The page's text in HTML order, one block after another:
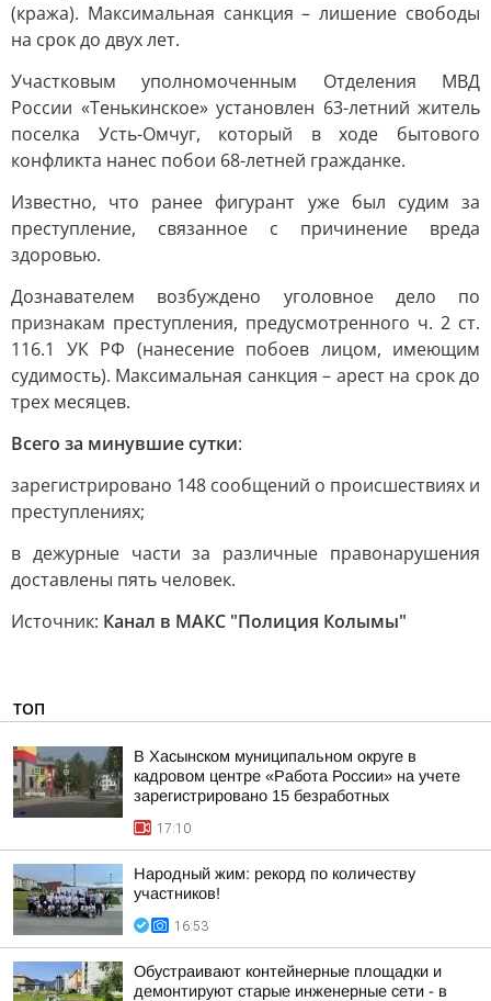
(кража). Максимальная санкция – лишение свободы
на срок до двух лет.
Участковым уполномоченным Отделения МВД
России «Тенькинское» установлен 63-летний житель
поселка Усть-Омчуг, который в ходе бытового
конфликта нанес побои 68-летней гражданке.
Известно, что ранее фигурант уже был судим за
преступление, связанное с причинение вреда
здоровью.
Дознавателем возбуждено уголовное дело по
признакам преступления, предусмотренного ч. 2 ст.
116.1 УК РФ (нанесение побоев лицом, имеющим
судимость). Максимальная санкция – арест на срок до
трех месяцев.
Всего за минувшие сутки:
зарегистрировано 148 сообщений о происшествиях и
преступлениях;
в дежурные части за различные правонарушения
доставлены пять человек.
Источник: Канал в МАКС "Полиция Колымы"
ТОП
В Хасынском муниципальном округе в
кадровом центре «Работа России» на учете
зарегистрировано 15 безработных
17:10
Народный жим: рекорд по количеству
участников!
16:53
Обустраивают контейнерные площадки и
демонтируют старые инженерные сети - в